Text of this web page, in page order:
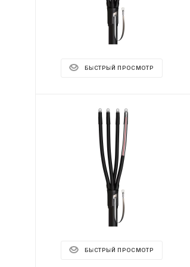
БЫСТРЫЙ ПРОСМОТР
БЫСТРЫЙ ПРОСМОТР